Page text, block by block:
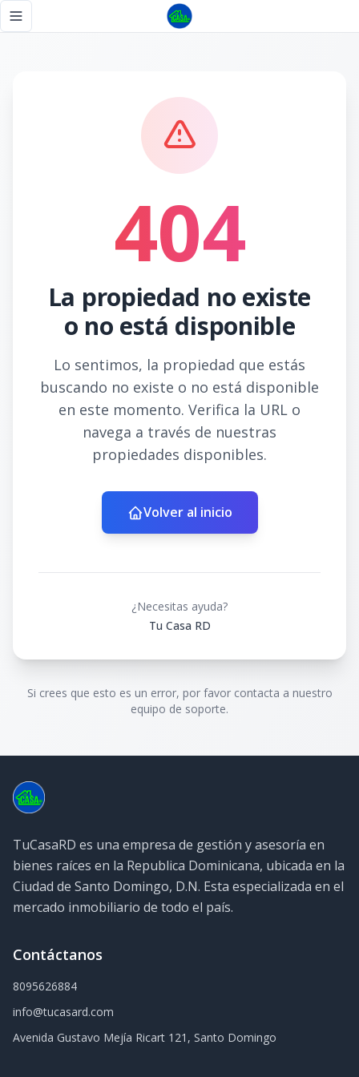
Toggle navigation menu
404
La propiedad no existe
o no está disponible
Lo sentimos, la propiedad que estás
buscando no existe o no está disponible
en este momento. Verifica la URL o
navega a través de nuestras
propiedades disponibles.
Volver al inicio
¿Necesitas ayuda?
Tu Casa RD
Si crees que esto es un error, por favor contacta a nuestro
equipo de soporte.
TuCasaRD es una empresa de gestión y asesoría en
bienes raíces en la Republica Dominicana, ubicada en la
Ciudad de Santo Domingo, D.N. Esta especializada en el
mercado inmobiliario de todo el país.
Contáctanos
8095626884
info@tucasard.com
Avenida Gustavo Mejía Ricart 121, Santo Domingo
Página no encontrada - Tu Casa RD